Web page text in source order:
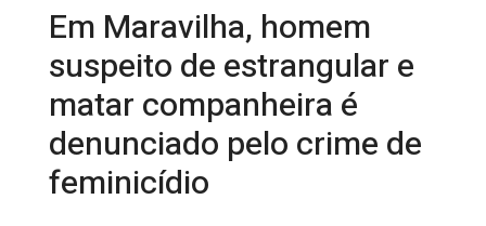
Em Maravilha, homem
suspeito de estrangular e
matar companheira é
denunciado pelo crime de
feminicídio